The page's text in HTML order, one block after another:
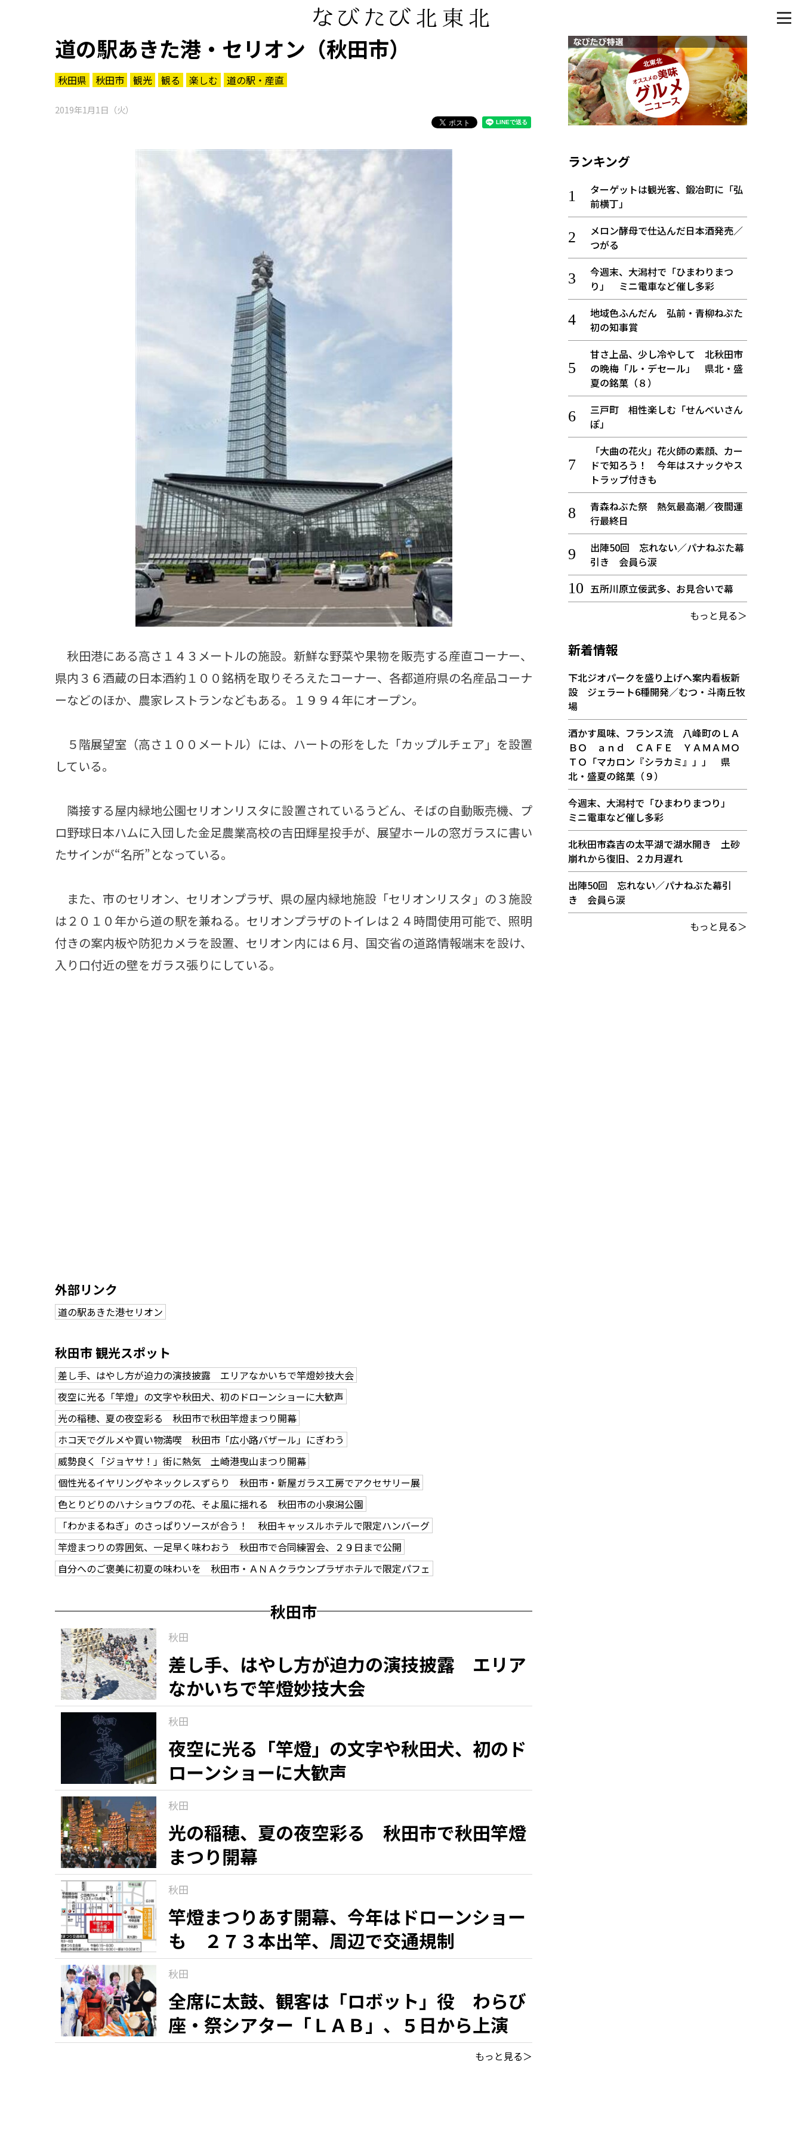
道の駅あきた港・セリオン（秋田市）
秋田県 秋田市 観光 観る 楽しむ 道の駅・産直
2019年1月1日（火）
秋田港にある高さ１４３メートルの施設。新鮮な野菜や果物を販売する産直コーナー、
県内３６酒蔵の日本酒約１００銘柄を取りそろえたコーナー、各都道府県の名産品コーナ
ーなどのほか、農家レストランなどもある。１９９４年にオープン。
５階展望室（高さ１００メートル）には、ハートの形をした「カップルチェア」を設置
している。
隣接する屋内緑地公園セリオンリスタに設置されているうどん、そばの自動販売機、プ
ロ野球日本ハムに入団した金足農業高校の吉田輝星投手が、展望ホールの窓ガラスに書い
たサインが“名所”となっている。
また、市のセリオン、セリオンプラザ、県の屋内緑地施設「セリオンリスタ」の３施設
は２０１０年から道の駅を兼ねる。セリオンプラザのトイレは２４時間使用可能で、照明
付きの案内板や防犯カメラを設置、セリオン内には６月、国交省の道路情報端末を設け、
入り口付近の壁をガラス張りにしている。
外部リンク
道の駅あきた港セリオン
秋田市 観光スポット
差し手、はやし方が迫力の演技披露 エリアなかいちで竿燈妙技大会
夜空に光る「竿燈」の文字や秋田犬、初のドローンショーに大歓声
光の稲穂、夏の夜空彩る 秋田市で秋田竿燈まつり開幕
ホコ天でグルメや買い物満喫 秋田市「広小路バザール」にぎわう
威勢良く「ジョヤサ！」街に熱気 土崎港曳山まつり開幕
個性光るイヤリングやネックレスずらり 秋田市・新屋ガラス工房でアクセサリー展
色とりどりのハナショウブの花、そよ風に揺れる 秋田市の小泉潟公園
「わかまるねぎ」のさっぱりソースが合う！ 秋田キャッスルホテルで限定ハンバーグ
竿燈まつりの雰囲気、一足早く味わおう 秋田市で合同練習会、２９日まで公開
自分へのご褒美に初夏の味わいを 秋田市・ＡＮＡクラウンプラザホテルで限定パフェ
秋田市
秋田
差し手、はやし方が迫力の演技披露 エリア
なかいちで竿燈妙技大会
秋田
夜空に光る「竿燈」の文字や秋田犬、初のド
ローンショーに大歓声
秋田
光の稲穂、夏の夜空彩る 秋田市で秋田竿燈
まつり開幕
秋田
竿燈まつりあす開幕、今年はドローンショー
も ２７３本出竿、周辺で交通規制
秋田
全席に太鼓、観客は「ロボット」役 わらび
座・祭シアター「ＬＡＢ」、５日から上演
もっと見る＞
ランキング
ターゲットは観光客、鍛冶町に「弘
前横丁」
メロン酵母で仕込んだ日本酒発売／
つがる
今週末、大潟村で「ひまわりまつ
り」 ミニ電車など催し多彩
地域色ふんだん 弘前・青柳ねぷた
初の知事賞
甘さ上品、少し冷やして 北秋田市
の晩梅「ル・デセール」 県北・盛
夏の銘菓（８）
三戸町 相性楽しむ「せんべいさん
ぽ」
「大曲の花火」花火師の素顔、カー
ドで知ろう！ 今年はスナックやス
トラップ付きも
青森ねぶた祭 熱気最高潮／夜間運
行最終日
出陣50回 忘れない／パナねぶた幕
引き 会員ら涙
五所川原立佞武多、お見合いで幕
もっと見る＞
新着情報
下北ジオパークを盛り上げへ案内看板新
設 ジェラート6種開発／むつ・斗南丘牧
場
酒かす風味、フランス流 八峰町のＬＡ
ＢＯ ａｎｄ ＣＡＦＥ ＹＡＭＡＭＯ
ＴＯ「マカロン『シラカミ』」」 県
北・盛夏の銘菓（９）
今週末、大潟村で「ひまわりまつり」
ミニ電車など催し多彩
北秋田市森吉の太平湖で湖水開き 土砂
崩れから復旧、２カ月遅れ
出陣50回 忘れない／パナねぶた幕引
き 会員ら涙
もっと見る＞